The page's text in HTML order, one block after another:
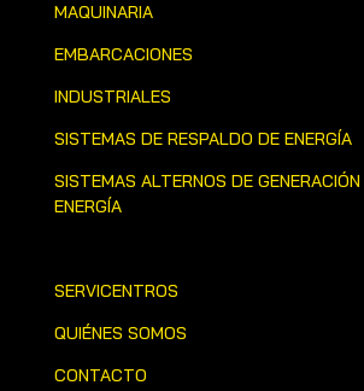
MAQUINARIA
EMBARCACIONES
INDUSTRIALES
SISTEMAS DE RESPALDO DE ENERGÍA
SISTEMAS ALTERNOS DE
ENERGÍA
SERVICENTROS
QUIÉNES SOMOS
CONTACTO